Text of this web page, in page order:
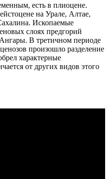
есть в плиоцене.
на Урале, Алтае,
Ископаемые
слоях предгорий
В третичном периоде
произошло разделение
характерные
от других видов этого